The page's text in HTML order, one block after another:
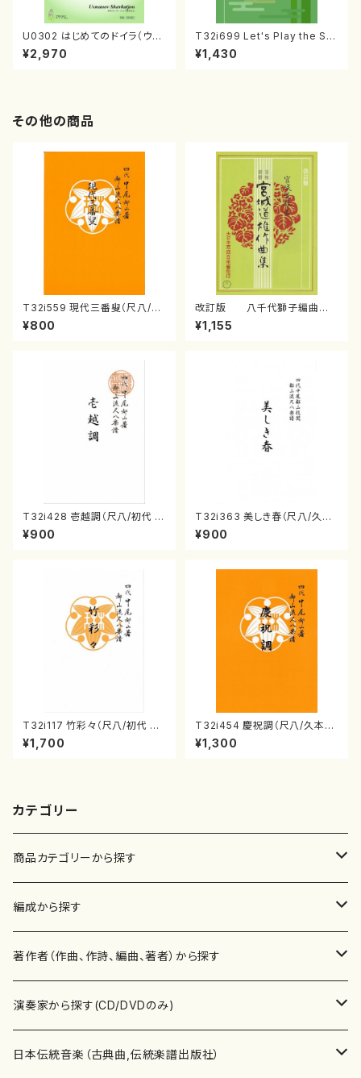
U0302 はじめてのドイラ（ウズ
ベキスタン・ドイラ教則本/ウスマ
ノフ・シャフカチョン/日本語版）
¥2,970
T32i699 Let's Play the Sh
akuhachi（教則本・英語版）
¥1,430
その他の商品
T32i559 現代三番叟（尺八/杵
屋正邦/楽譜）都山流公刊楽譜曲
番:2269
¥800
改訂版 八千代獅子編曲
（編曲八千代獅子）(/宮城道
雄/楽譜）
¥1,155
T32i428 壱越調（尺八/初代 中
村双葉/楽譜）都山流公刊楽譜曲
番:2133
¥900
T32i363 美しき春（尺八/久本
玄智/楽譜）都山流公刊楽譜曲
番:2068
¥900
T32i117 竹彩々（尺八/初代 山
本邦山/尺八/都山式譜）都山流
公刊楽譜曲番:566
¥1,700
T32i454 慶祝調（尺八/久本玄
智/楽譜）都山流公刊楽譜曲番:2
161
¥1,300
カテゴリー
商品カテゴリーから探す
楽譜
書籍
書籍
テキストブック
CD・DVD
チケット
編成から探す
邦楽器
箏・琴（ソロ）
箏・琴（合奏）
合唱
混声合唱
歌・声
著作者（作曲、作詩、編曲、著者）から探す
あ行
青木省三(アオキ ショウゾウ)
か行
演奏家から探す(CD/DVDのみ)
邦楽（箏、三味線、尺八等）演奏家
日本伝統音楽（古典曲,伝統楽譜出版社）